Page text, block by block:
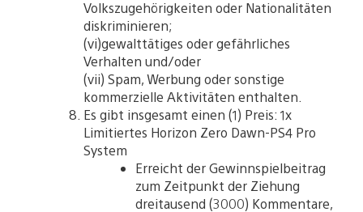
Volkszugehörigkeiten oder Nationalitäten
diskriminieren;
(vi)gewalttätiges oder gefährliches
Verhalten und/oder
(vii) Spam, Werbung oder sonstige
kommerzielle Aktivitäten enthalten.
Es gibt insgesamt einen (1) Preis: 1x
Limitiertes Horizon Zero Dawn-PS4 Pro
System
Erreicht der Gewinnspielbeitrag
zum Zeitpunkt der Ziehung
dreitausend (3000) Kommentare,